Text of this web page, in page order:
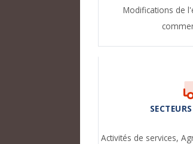
Modifications de
Activités de services,